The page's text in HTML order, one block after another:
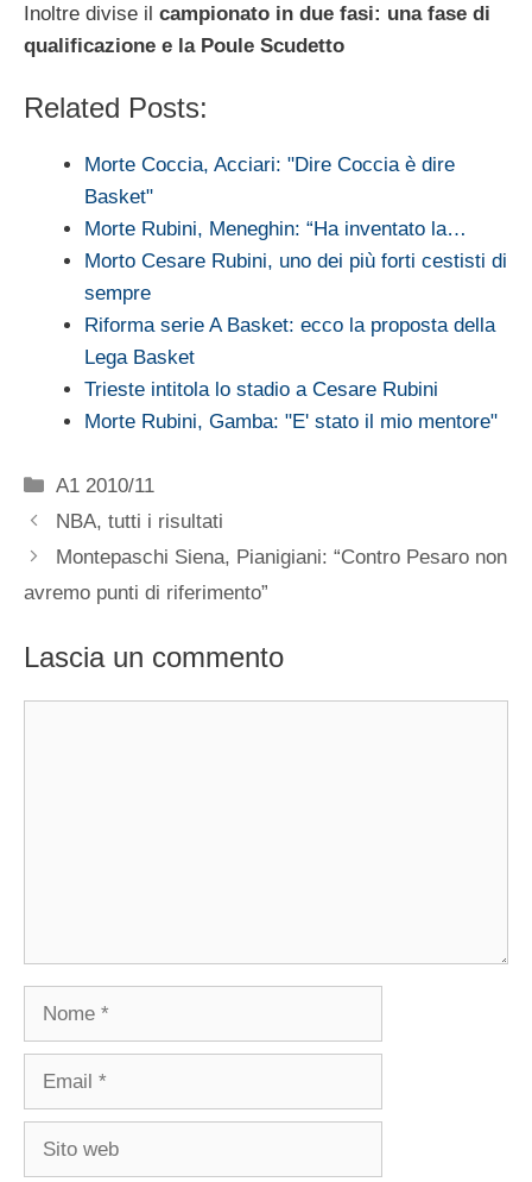
Inoltre divise il campionato in due fasi: una fase di
qualificazione e la Poule Scudetto
Related Posts:
Morte Coccia, Acciari: "Dire Coccia è dire
Basket"
Morte Rubini, Meneghin: “Ha inventato la…
Morto Cesare Rubini, uno dei più forti cestisti di
sempre
Riforma serie A Basket: ecco la proposta della
Lega Basket
Trieste intitola lo stadio a Cesare Rubini
Morte Rubini, Gamba: "E' stato il mio mentore"
Categorie
A1 2010/11
NBA, tutti i risultati
Montepaschi Siena, Pianigiani: “Contro Pesaro non
avremo punti di riferimento”
Lascia un commento
Nome
Email
Sito